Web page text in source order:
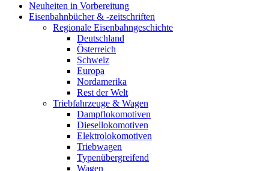
Neuheiten in Vorbereitung
Eisenbahnbücher & -zeitschriften
Regionale Eisenbahngeschichte
Deutschland
Österreich
Schweiz
Europa
Nordamerika
Rest der Welt
Triebfahrzeuge & Wagen
Dampflokomotiven
Diesellokomotiven
Elektrolokomotiven
Triebwagen
Typenübergreifend
Wagen